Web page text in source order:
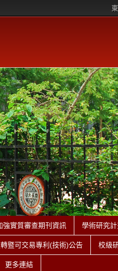
強實質審查期刊資訊 學術研究
暨可交易專利(技術)公告 校級
更多連結